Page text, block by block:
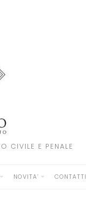
CIVILE E PENALE
NOVITA’ CONTATTI